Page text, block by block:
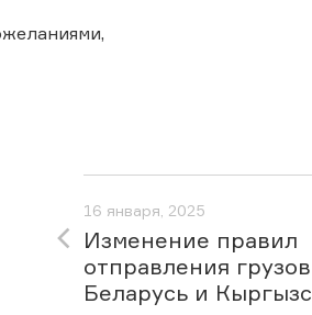
16 января, 2025
Изменение правил
отправления
Беларусь и